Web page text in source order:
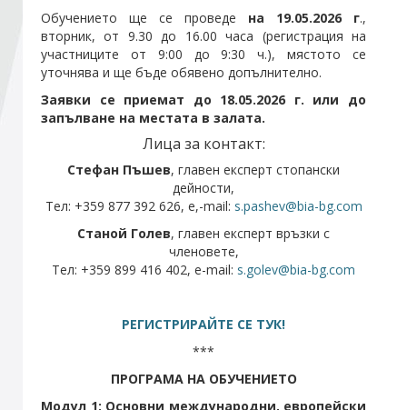
Стани член
Абонирайте се!
Обучението ще се проведе на 19.05.2026 г.,
вторник, от 9.30 до 16.00 часа (регистрация на
участниците от 9:00 до 9:30 ч.), мястото се
уточнява и ще бъде обявено допълнително.
Заявки се приемат до 18.05.2026 г. или до
запълване на местата в залата.
Лица за контакт:
Стефан Пъшев, главен експерт стопански
дейности,
Тел: +359 877 392 626, е,-mail: s.pashev@bia-bg.com
Станой Голев, главен експерт връзки с
членовете,
Тел: +359 899 416 402, е-mail: s.golev@bia-bg.com
РЕГИСТРИРАЙТЕ СЕ ТУК!
***
ПРОГРАМА НА ОБУЧЕНИЕТО
Модул 1: Основни международни, европейски